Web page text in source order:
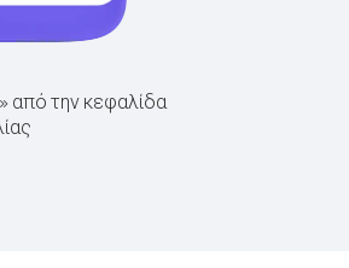
από την κεφαλίδα